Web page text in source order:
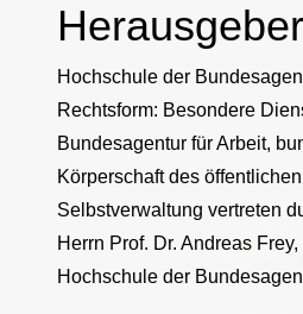
Herausgeber
Hochschule der
Rechtsform: Besondere
Bundesagentur für Arbeit,
Körperschaft des
Selbstverwaltung vertreten
Herrn Prof. Dr. Andreas
Hochschule der